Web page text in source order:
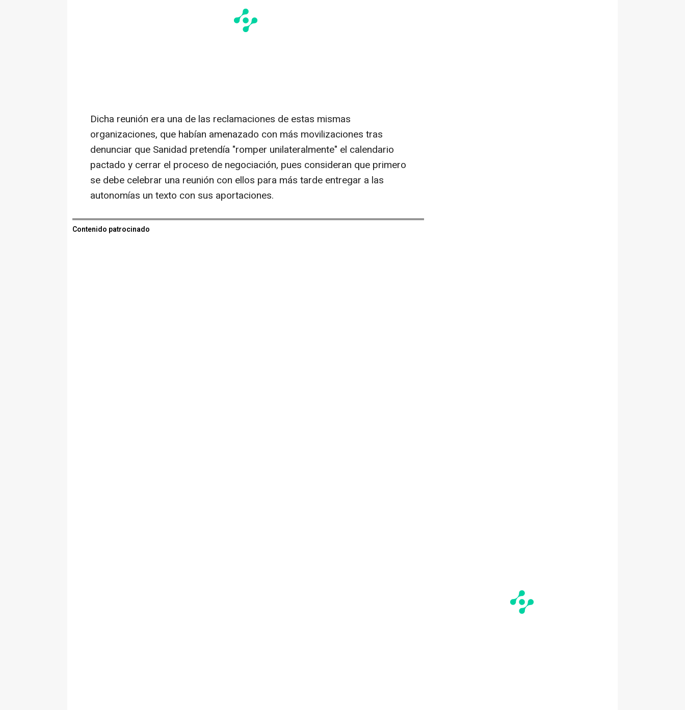
Dicha reunión era una de las reclamaciones de estas mismas
organizaciones, que habían amenazado con más movilizaciones tras
denunciar que Sanidad pretendía "romper unilateralmente" el calendario
pactado y cerrar el proceso de negociación, pues consideran que primero
se debe celebrar una reunión con ellos para más tarde entregar a las
autonomías un texto con sus aportaciones.
Contenido patrocinado